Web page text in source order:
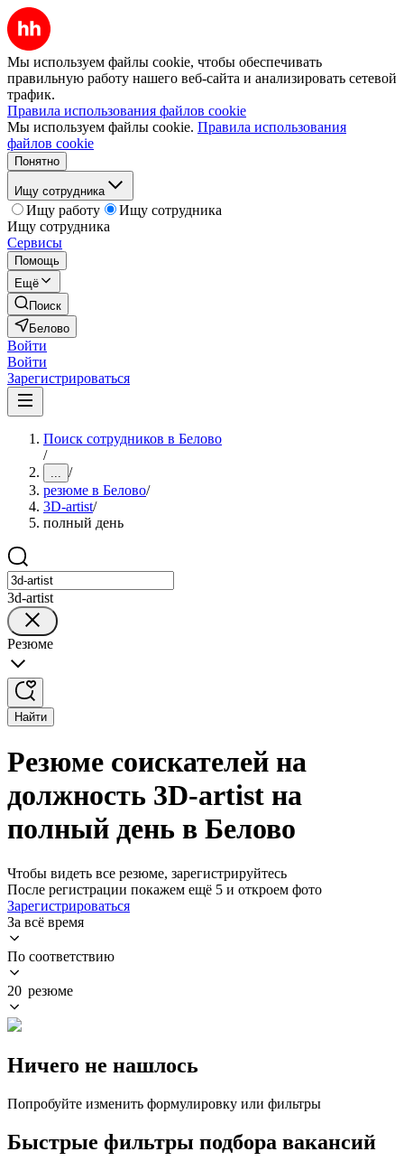
Мы используем файлы cookie, чтобы обеспечивать
правильную работу нашего веб-сайта и анализировать сетевой
трафик.
Правила использования файлов cookie
Мы используем файлы cookie. Правила использования
файлов cookie
Понятно
Ищу сотрудника
Ищу работу
Ищу сотрудника
Ищу сотрудника
Сервисы
Помощь
Ещё
Поиск
Белово
Войти
Войти
Зарегистрироваться
Поиск сотрудников в Белово
/
... /
резюме в Белово/
3D-artist/
полный день
3d-artist
Резюме
Найти
Резюме соискателей на
должность 3D-artist на
полный день в Белово
Чтобы видеть все резюме, зарегистрируйтесь
После регистрации покажем ещё 5 и откроем фото
Зарегистрироваться
За всё время
По соответствию
20 резюме
Ничего не нашлось
Попробуйте изменить формулировку или фильтры
Быстрые фильтры подбора вакансий